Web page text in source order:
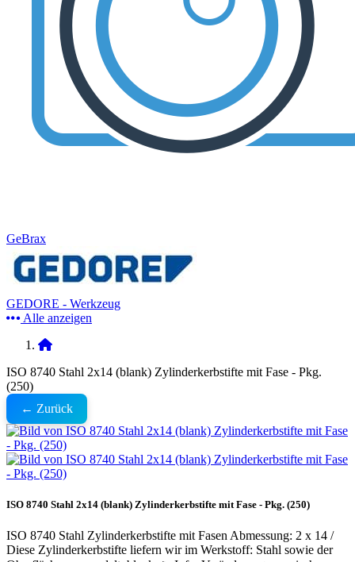
GeBrax
GEDORE - Werkzeug
Alle anzeigen
ISO 8740 Stahl 2x14 (blank) Zylinderkerbstifte mit Fase - Pkg.
(250)
← Zurück
ISO 8740 Stahl 2x14 (blank) Zylinderkerbstifte mit Fase - Pkg. (250)
ISO 8740 Stahl Zylinderkerbstifte mit Fasen Abmessung: 2 x 14 /
Diese Zylinderkerbstifte liefern wir im Werkstoff: Stahl sowie der